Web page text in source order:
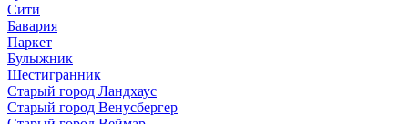
Сити
Бавария
Паркет
Булыжник
Шестигранник
Старый город Ландхаус
Старый город Венусбергер